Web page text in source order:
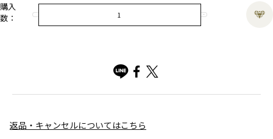
購入
数：
返品・キャンセルについてはこちら